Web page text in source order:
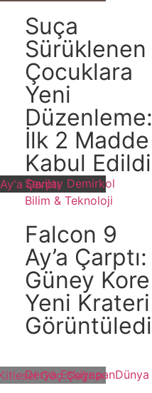
Suça
Sürüklenen
Çocuklara
Yeni
Düzenleme:
İlk 2 Madde
Kabul Edildi
Sevilay Demirkol
Bilim & Teknoloji
Falcon 9
Ay’a Çarptı:
Güney Kore
Yeni Krateri
Görüntüledi
Derya EskiyapanDünya